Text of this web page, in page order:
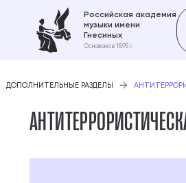
Российская академия
музыки имени
Гнесиных
Основана в 1895 г.
ДОПОЛНИТЕЛЬНЫЕ РАЗДЕЛЫ